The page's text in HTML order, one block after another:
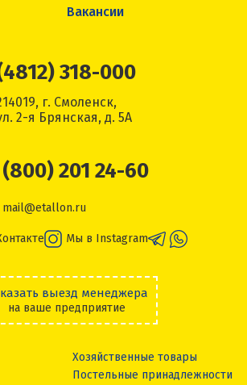
Вакансии
318-000
г. Смоленск,
2-я Брянская, д. 5А
201 24-60
mail@etallon.ru
Мы в Instagram
выезд менеджера
на ваше предприятие
Хозяйственные товары
Постельные принадлежности